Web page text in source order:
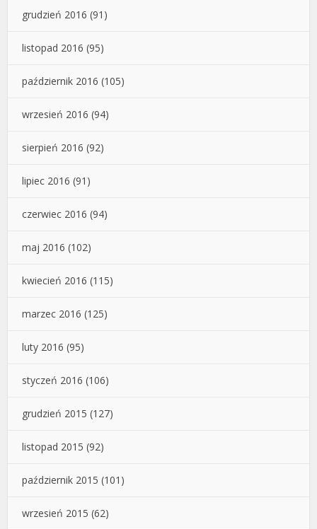
grudzień 2016 (91)
listopad 2016 (95)
październik 2016 (105)
wrzesień 2016 (94)
sierpień 2016 (92)
lipiec 2016 (91)
czerwiec 2016 (94)
maj 2016 (102)
kwiecień 2016 (115)
marzec 2016 (125)
luty 2016 (95)
styczeń 2016 (106)
grudzień 2015 (127)
listopad 2015 (92)
październik 2015 (101)
wrzesień 2015 (62)